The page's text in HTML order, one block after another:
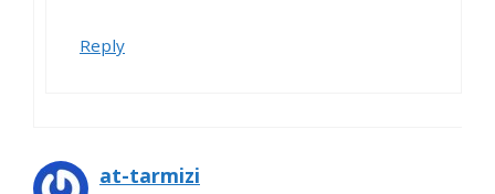
Reply
at-tarmizi